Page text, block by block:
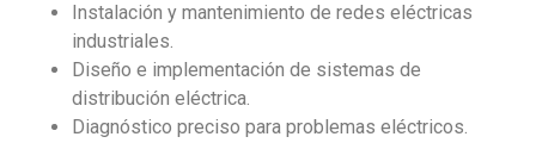
Instalación y mantenimiento de redes eléctricas
industriales.
Diseño e implementación de sistemas de
distribución eléctrica.
Diagnóstico preciso para problemas eléctricos.